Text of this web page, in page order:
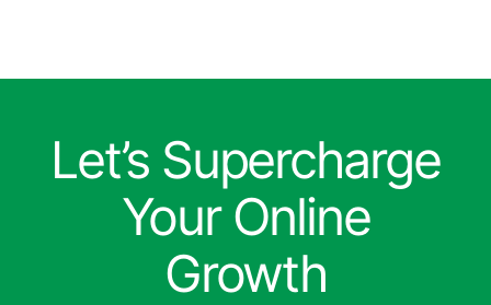
Let’s Supercharge
Your Online
Growth